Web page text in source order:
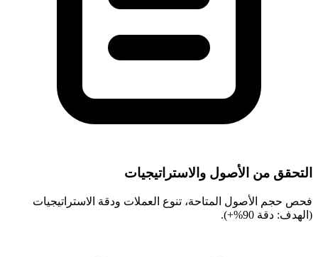
التحقق من الأصول والاستراتيجيات
فحص حجم الأصول المتاحة، تنوع العملات ودقة الاستراتيجيات
(الهدف: دقة 90%+).